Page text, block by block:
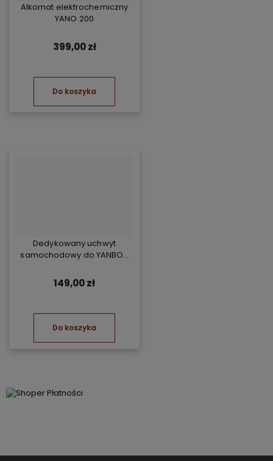
Alkomat elektrochemiczny
YANO 200
399,00 zł
Do koszyka
Dedykowany uchwyt
samochodowy do YANBOX
149,00 zł
Do koszyka